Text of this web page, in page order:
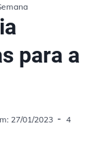
para a
27/01/2023
4